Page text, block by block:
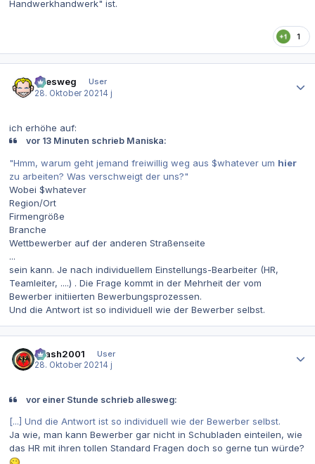
Handwerkhandwerk" ist.
1
allesweg
User
28. Oktober 20214 j
ich erhöhe auf:
vor 13 Minuten schrieb Maniska:
"Hmm, warum geht jemand freiwillig weg aus $whatever um hier
zu arbeiten? Was verschweigt der uns?"
Wobei $whatever
Region/Ort
Firmengröße
Branche
Wettbewerber auf der anderen Straßenseite
...
sein kann. Je nach individuellem Einstellungs-Bearbeiter (HR,
Teamleiter, ....) . Die Frage kommt in der Mehrheit der vom
Bewerber initiierten Bewerbungsprozessen.
Und die Antwort ist so individuell wie der Bewerber selbst.
Crash2001
User
28. Oktober 2021 4 j
vor einer Stunde schrieb allesweg:
[...] Und die Antwort ist so individuell wie der Bewerber selbst.
Ja wie, man kann Bewerber gar nicht in Schubladen einteilen, wie
das HR mit ihren tollen Standard Fragen doch so gerne tun würde?